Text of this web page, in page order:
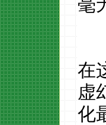
毫
在
虚
化